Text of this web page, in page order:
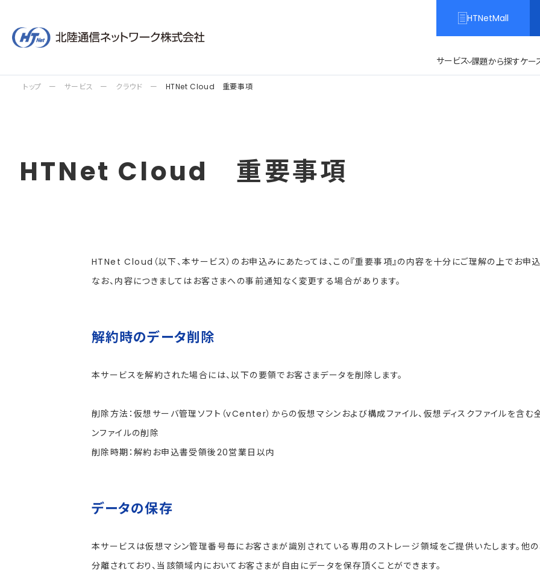
HTNetMall
サービス 課題から探すケー
トップ サービス クラウド HTNet Cloud 重要事項
HTNet Cloud 重要事項
HTNet Cloud（以下、本サービス）のお申込みにあたっては、この『重要事項』の内容を十分にご理解の上でお申込
なお、内容につきましてはお客さまへの事前通知なく変更する場合があります。
解約時のデータ削除
本サービスを解約された場合には、以下の要領でお客さまデータを削除します。
削除方法：仮想サーバ管理ソフト（vCenter）からの仮想マシンおよび構成ファイル、仮想ディスクファイルを含む
ンファイルの削除
削除時期：解約お申込書受領後20営業日以内
データの保存
本サービスは仮想マシン管理番号毎にお客さまが識別されている専用のストレージ領域をご提供いたします。他
分離されており、当該領域内においてお客さまが自由にデータを保存頂くことができます。